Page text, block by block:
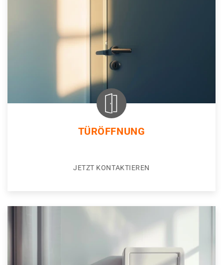
TÜRÖFFNUNG
JETZT KONTAKTIEREN